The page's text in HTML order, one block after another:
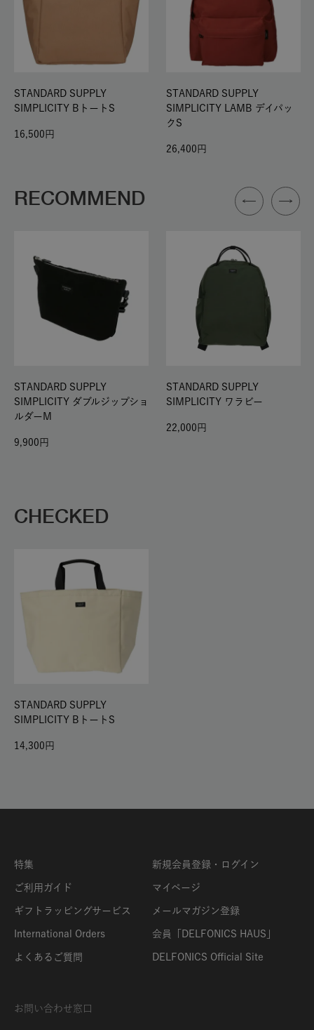
STANDARD SUPPLY
SIMPLICITY BトートS
16,500
STANDARD SUPPLY
SIMPLICITY LAMB デイパッ
クS
26,400
RECOMMEND
STANDARD SUPPLY
SIMPLICITY ダブルジップショ
ルダーM
9,900
STANDARD SUPPLY
SIMPLICITY ワラビー
22,000
CHECKED
STANDARD SUPPLY
SIMPLICITY BトートS
14,300
特集
ご利用ガイド
ギフトラッピングサービス
International Orders
よくあるご質問
新規会員登録・ログイン
マイページ
メールマガジン登録
会員「DELFONICS HAUS」
DELFONICS Official Site
お問い合わせ窓口